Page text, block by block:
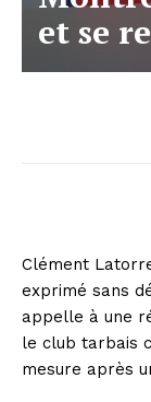
et se
Clément
exprimé sans
appelle à une
le club tarbais
mesure après